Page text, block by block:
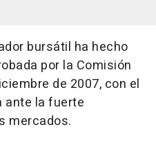
bursátil ha hecho
por la Comisión
de 2007, con el
ante la fuerte
mercados.